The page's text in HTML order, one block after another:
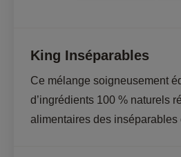
King Inséparables
Ce mélange soigneusement
d’ingrédients 100 % naturels
alimentaires des inséparables